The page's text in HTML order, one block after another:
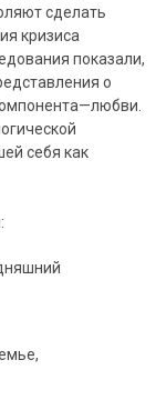
сделать
кризиса
показали,
о
себя как